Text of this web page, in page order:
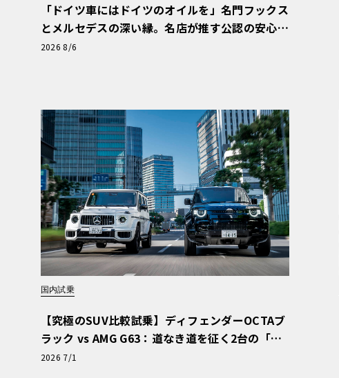
「ドイツ車にはドイツのオイルを」名門フックス
とメルセデスの深い縁。名店が推す公認の安心
と、Cクラスで味わうシルキーな走り〈PR〉
2026 8/6
国内試乗
【究極のSUV比較試乗】ディフェンダーOCTAブ
ラック vs AMG G63：道なき道を征く2台の「対
極的アプローチ」
2026 7/1